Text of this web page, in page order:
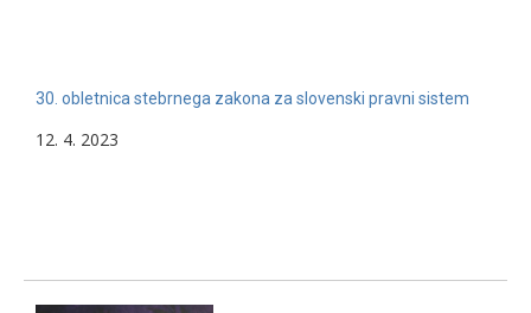
30. obletnica stebrnega zakona za slovenski pravni sistem
12. 4. 2023